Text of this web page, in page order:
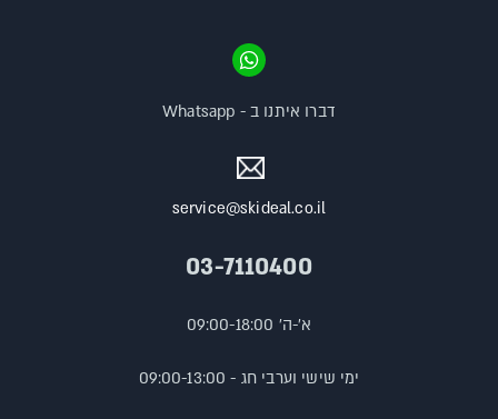
service@skideal.co.il
03-7110400
א'-ה' 09:00-18:00
ימי שישי וערבי חג - 09:00-13:00
דברו איתנו ב - Whatsapp